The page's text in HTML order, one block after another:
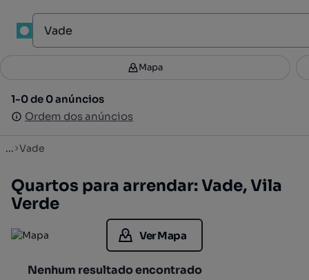
Filtros 3
1-0 de 0 anúncios
Ordem dos anúncios
Mapa
1-0 de 0 anúncios
Ordem dos anúncios
... Vade
Quartos para arrendar: Vade, Vila
Verde
Ver Mapa
Nenhum resultado encontrado